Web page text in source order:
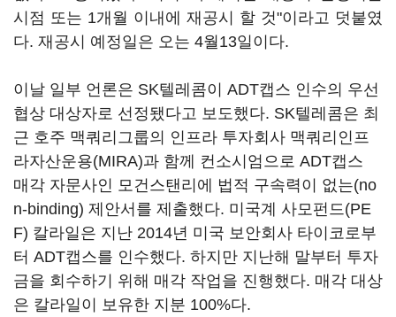
시점 또는 1개월 이내에 재공시 할 것"이라고 덧붙였
다. 재공시 예정일은 오는 4월13일이다.
이날 일부 언론은 SK텔레콤이 ADT캡스 인수의 우선
협상 대상자로 선정됐다고 보도했다. SK텔레콤은 최
근 호주 맥쿼리그룹의 인프라 투자회사 맥쿼리인프
라자산운용(MIRA)과 함께 컨소시엄으로 ADT캡스
매각 자문사인 모건스탠리에 법적 구속력이 없는(no
n-binding) 제안서를 제출했다. 미국계 사모펀드(PE
F) 칼라일은 지난 2014년 미국 보안회사 타이코로부
터 ADT캡스를 인수했다. 하지만 지난해 말부터 투자
금을 회수하기 위해 매각 작업을 진행했다. 매각 대상
은 칼라일이 보유한 지분 100%다.